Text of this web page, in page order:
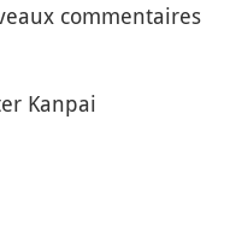
commentaires
Kanpai